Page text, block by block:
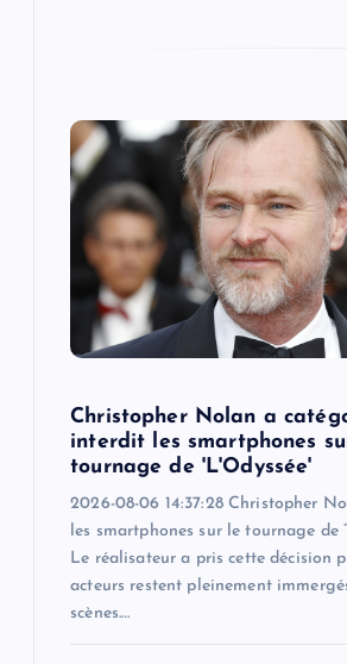
Christopher Nolan a
interdit les smartphones
tournage de 'L'Odyssée'
2026-08-06 14:37:28 Christopher
les smartphones sur le tournage de
Le réalisateur a pris cette décision
acteurs restent pleinement
scènes.…